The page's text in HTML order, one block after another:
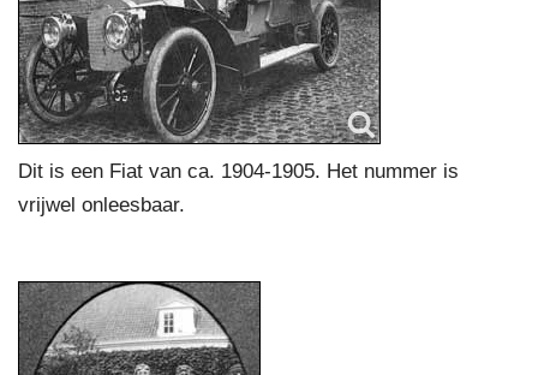
Dit is een Fiat van ca. 1904-1905. Het nummer is
vrijwel onleesbaar.